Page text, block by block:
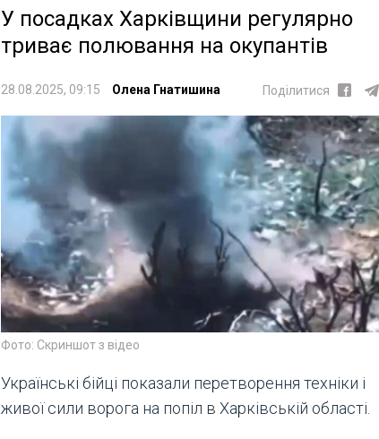
У посадках Харківщини регулярно
триває полювання на окупантів
28.08.2025, 09:15 Олена Гнатишина Поділитися
Фото: Скриншот з відео
Українські бійці показали перетворення техніки і
живої сили ворога на попіл в Харківській області.